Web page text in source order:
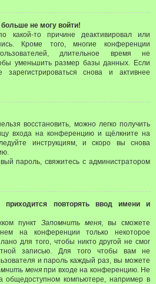
не могу войти!
какой-то причине деактивировал или
Кроме того, многие конференции
длительное время не
уменьшить размер базы данных. Если
снова и активнее
восстановить, можно легко получить
входа на конференцию и щёлкните на
инструкциям, и скоро вы снова
пароль, свяжитесь с администратором
приходится повторять ввод имени и
пункт Запомнить меня, вы сможете
на конференции только некоторое
для того, чтобы никто другой не смог
записью. Для того чтобы вам не
и пароль каждый раз, вы можете
меняпри входе на конференцию. Не
общедоступном компьютере, например в